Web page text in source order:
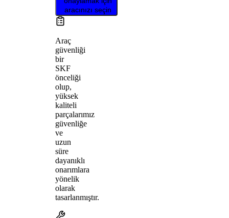
aracınızı seçin
Araç
güvenliği
bir
SKF
önceliği
olup,
yüksek
kaliteli
parçalarımız
güvenliğe
ve
uzun
süre
dayanıklı
onarımlara
yönelik
olarak
tasarlanmıştır.